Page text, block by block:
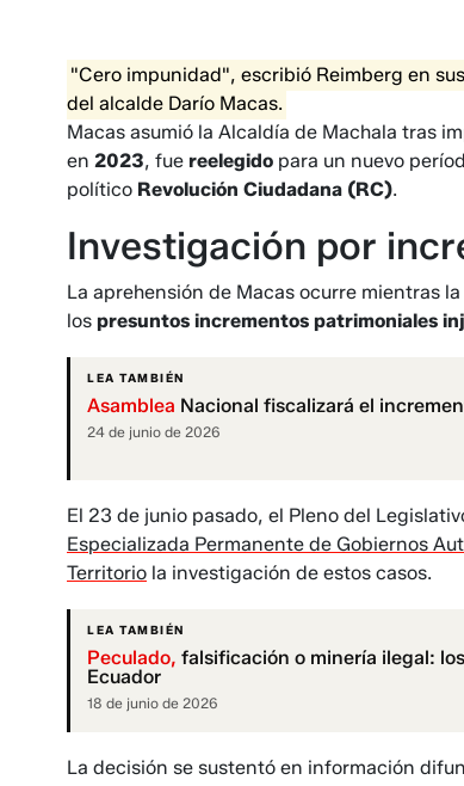
"Cero impunidad", escribió Reimberg en
del alcalde Darío Macas.
Macas asumió la Alcaldía de Machala tras
en 2023, fue reelegido para un nuevo
político Revolución Ciudadana (RC).
Investigación por
La aprehensión de Macas ocurre mientras la
los presuntos incrementos patrimoniales
LEA TAMBIÉN
Asamblea Nacional fiscalizará el
24 de junio de 2026
El 23 de junio pasado, el Pleno del
Especializada Permanente de Gobiernos
Territorio la investigación de estos casos.
LEA TAMBIÉN
Peculado, falsificación o minería ilegal:
Ecuador
18 de junio de 2026
La decisión se sustentó en información